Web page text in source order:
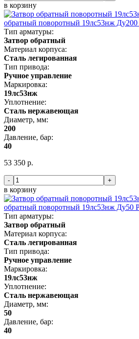
в корзину
обратный поворотный 19лс53нж Ду200
Тип арматуры:
Затвор обратный
Материал корпуса:
Сталь легированная
Тип привода:
Ручное управление
Маркировка:
19лс53нж
Уплотнение:
Сталь нержавеющая
Диаметр, мм:
200
Давление, бар:
40
53 350 р.
- +
в корзину
обратный поворотный 19лс53нж Ду50
Тип арматуры:
Затвор обратный
Материал корпуса:
Сталь легированная
Тип привода:
Ручное управление
Маркировка:
19лс53нж
Уплотнение:
Сталь нержавеющая
Диаметр, мм:
50
Давление, бар:
40